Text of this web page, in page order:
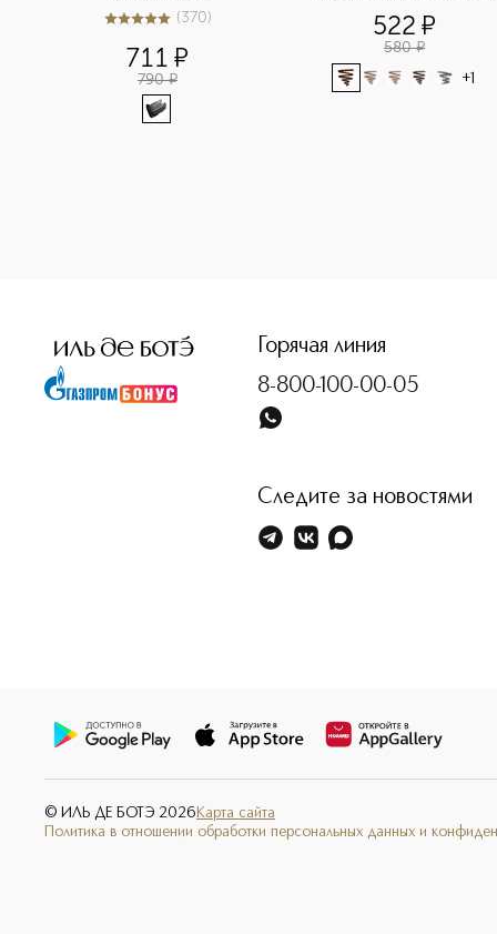
4.9из5370 (370)
711 ¤
790 ¤
522 ¤
580 ¤
+1
Горячая линия
8-800-100-00-05
Следите за новостями
© ИЛЬ ДЕ БОТЭ 2026 Карта сайта
Политика в отношении обработки персональных данных и